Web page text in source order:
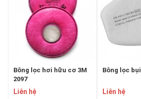
Bông lọc hơi hữu cơ 3M
2097
Liên hệ
Bông lọc bụi
Liên hệ